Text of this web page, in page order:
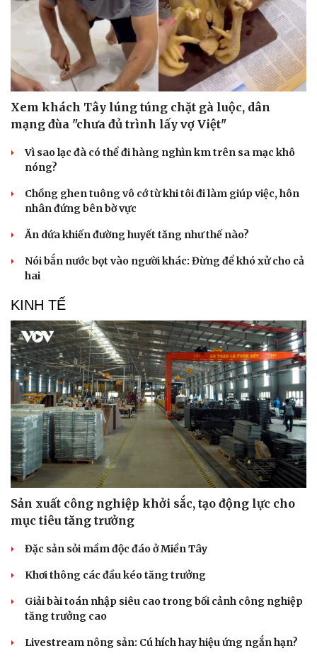
Xem khách Tây lúng túng chặt gà luộc, dân
mạng đùa "chưa đủ trình lấy vợ Việt"
Vì sao lạc đà có thể đi hàng nghìn km trên sa mạc khô
nóng?
Chồng ghen tuông vô cớ từ khi tôi đi làm giúp việc, hôn
nhân đứng bên bờ vực
Ăn dứa khiến đường huyết tăng như thế nào?
Nói bắn nước bọt vào người khác: Đừng để khó xử cho cả
hai
KINH TẾ
Sản xuất công nghiệp khởi sắc, tạo động lực cho
mục tiêu tăng trưởng
Đặc sản sỏi mầm độc đáo ở Miền Tây
Khơi thông các đầu kéo tăng trưởng
Giải bài toán nhập siêu cao trong bối cảnh công nghiệp
tăng trưởng cao
Livestream nông sản: Cú hích hay hiệu ứng ngắn hạn?